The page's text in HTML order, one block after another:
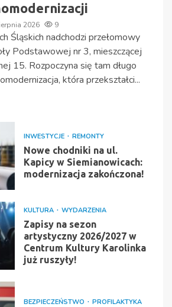
2026 9
Śląskich nadchodzi przełomowy
Podstawowej nr 3, mieszczącej
15. Rozpoczyna się tam długo
która przekształci...
INWESTYCJE REMONTY
Nowe chodniki na ul.
Kapicy w Siemianowicach:
modernizacja zakończona!
KULTURA WYDARZENIA
Zapisy na sezon
artystyczny 2026/2027 w
Centrum Kultury Karolinka
już ruszyły!
BEZPIECZEŃSTWO PROFILAKTYKA